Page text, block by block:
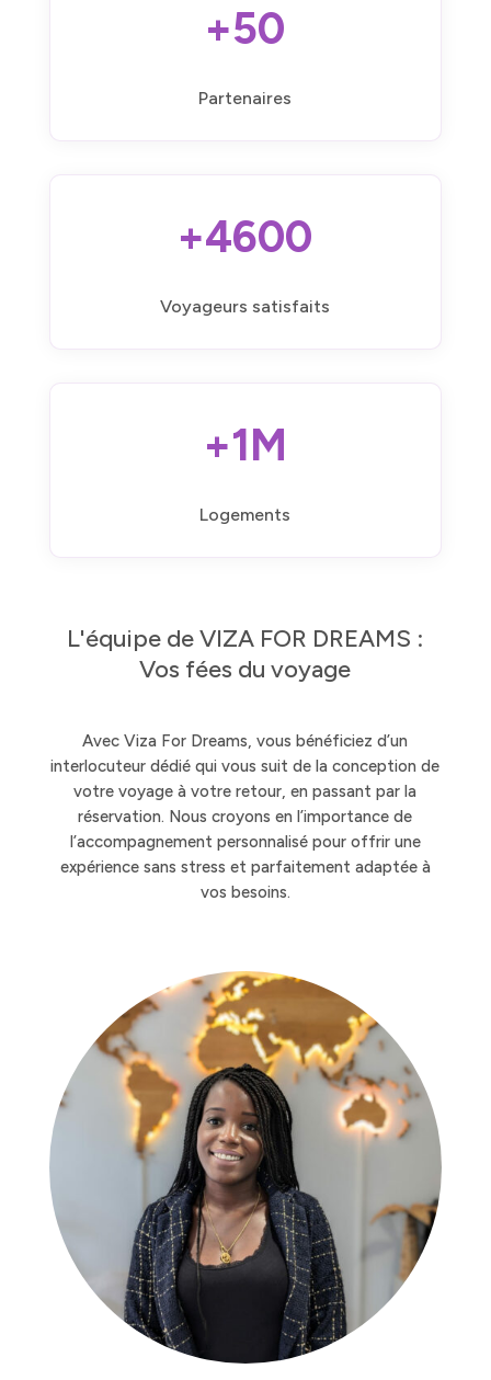
+50
Partenaires
+4600
Voyageurs satisfaits
+1M
Logements
L'équipe de VIZA FOR DREAMS :
Vos fées du voyage
Avec Viza For Dreams, vous bénéficiez d’un
interlocuteur dédié qui vous suit de la conception de
votre voyage à votre retour, en passant par la
réservation. Nous croyons en l’importance de
l’accompagnement personnalisé pour offrir une
expérience sans stress et parfaitement adaptée à
vos besoins.